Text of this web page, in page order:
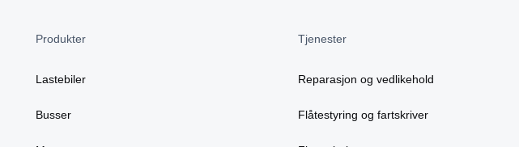
Produkter
Lastebiler
Busser
Tjenester
Reparasjon og vedlikehold
Flåtestyring og fartskriver